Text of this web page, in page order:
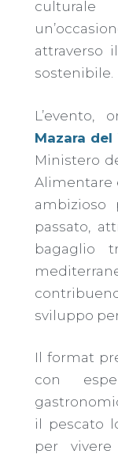
culturale
attraverso
sostenibile.
L’evento,
Mazara del
Ministero
Alimentare
ambizioso
passato,
bagaglio
sviluppo
Il format
con
il pescato
per